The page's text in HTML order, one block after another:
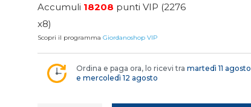
Accumuli 18208 punti VIP (2276
x8)
Scopri il programmaGiordanoshop VIP
Ordina e paga ora, lo ricevi tramartedì 11 agosto
e mercoledì 12 agosto